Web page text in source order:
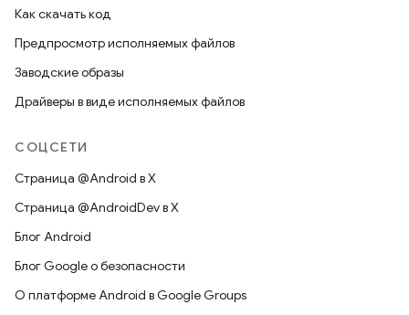
Как скачать код
Предпросмотр исполняемых файлов
Заводские образы
Драйверы в виде исполняемых файлов
СОЦСЕТИ
Страница @Android в X
Страница @AndroidDev в X
Блог Android
Блог Google о безопасности
О платформе Android в Google Groups